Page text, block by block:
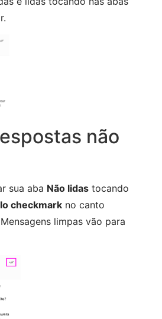
não
sua aba Não lidas tocando
checkmark no canto
limpas vão para